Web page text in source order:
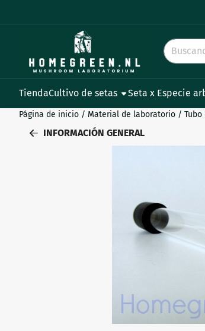
Buscar
TiendaCultivo de setas Seta x Especie
Página de inicio / Material de laboratorio /
INFORMACIÓN GENERAL